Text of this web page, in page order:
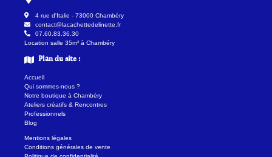
4 rue d'Italie - 73000 Chambéry
contact@lacachettedelinette.fr
07.60.83.36.30
Location salle 35m² à Chambéry
Plan du site :
Accueil
Qui sommes-nous ?
Notre boutique à Chambéry
Ateliers créatifs & Rencontres
Professionnels
Blog
Mentions légales
Conditions générales de vente